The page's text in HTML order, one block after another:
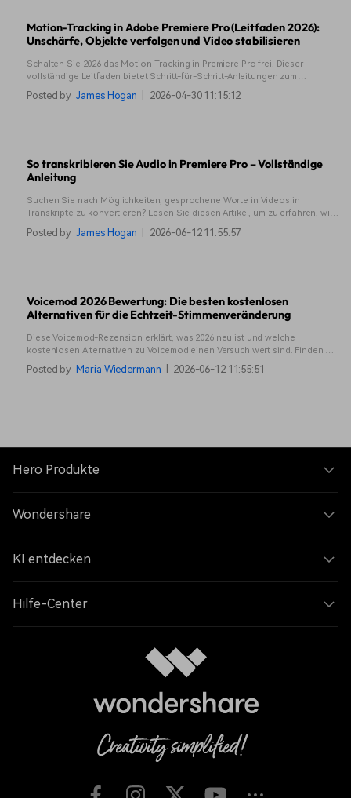
Motion-Tracking in Adobe Premiere Pro (Leitfaden 2026):
Unschärfe, Objekte verfolgen und Video stabilisieren
Schalten Sie 2026 das Motion-Tracking in Premiere Pro frei! Dieser
vollständige Leitfaden bietet Schritt-für-Schritt-Anleitungen zum
Verwischen von Gesichtern, Verfolgen beweglicher Objekte und
Stabilisieren verwackelter Videos. Verbessern Sie noch heute Ihre
Posted by James Hogan 2026-04-30 11:15:12
So transkribieren Sie Audio in Premiere Pro – Vollständige
Anleitung
Suchen Sie nach Möglichkeiten, gesprochene Worte in Videos in
Transkripte zu konvertieren? Lesen Sie diesen Artikel, um zu erfahren, wie
Sie die Transkription in Premiere Pro wie ein Profi nutzen können.
Posted by James Hogan 2026-06-12 11:55:57
Voicemod 2026 Bewertung: Die besten kostenlosen
Alternativen für die Echtzeit-Stimmenveränderung
Diese Voicemod-Rezension erklärt, was 2026 neu ist und welche
kostenlosen Alternativen zu Voicemod einen Versuch wert sind. Finden Sie
heraus, was weiterhin funktioniert und worauf sich ein Wechsel lohnt.
Posted by Maria Wiedermann 2026-06-12 11:55:51
Hero Produkte
Wondershare
KI entdecken
Hilfe-Center